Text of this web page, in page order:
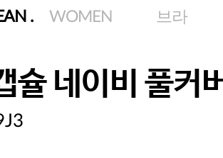
. WOMEN 브라
슐 네이비 풀커